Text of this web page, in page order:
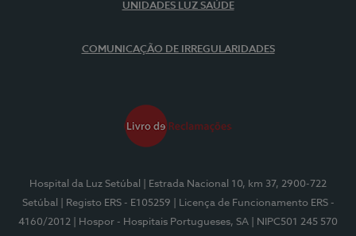
UNIDADES LUZ SAÚDE
COMUNICAÇÃO DE IRREGULARIDADES
Hospital da Luz Setúbal
| Estrada Nacional 10, km 37, 2900-722
Setúbal
| Registo ERS - E105259
| Licença de Funcionamento ERS -
4160/2012
| Hospor - Hospitais Portugueses, SA | NIPC501 245 570